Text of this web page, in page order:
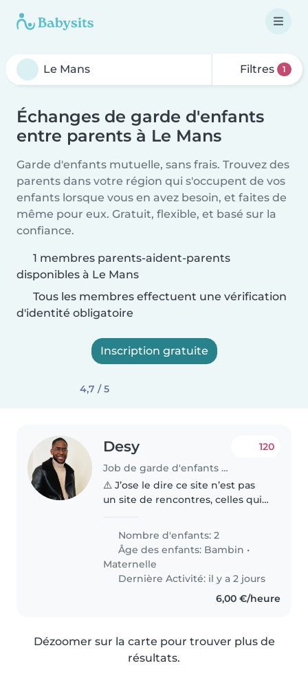
Filtres 1
Échanges de garde d'enfants
entre parents à Le Mans
Garde d'enfants mutuelle, sans frais. Trouvez des
parents dans votre région qui s'occupent de vos
enfants lorsque vous en avez besoin, et faites de
même pour eux. Gratuit, flexible, et basé sur la
confiance.
1 membres parents-aident-parents
disponibles à Le Mans
Tous les membres effectuent une vérification
d'identité obligatoire
Inscription gratuite
4,7 / 5
Desy
Job de garde d'enfants à Le Mans
120
⚠️ J’ose le dire ce site n’est pas
un site de rencontres, celles qui
passer votre chemin . Bonjour !
Nous sommes une petite famille
chaleureuse et aimante,..
Nombre d'enfants: 2
Âge des enfants: Bambin •
Maternelle
Dernière Activité: il y a 2 jours
6,00 €/heure
Dézoomer sur la carte pour trouver plus de
résultats.